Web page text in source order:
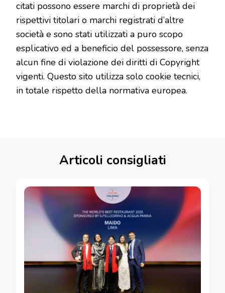
citati possono essere marchi di proprietà dei
rispettivi titolari o marchi registrati d’altre
società e sono stati utilizzati a puro scopo
esplicativo ed a beneficio del possessore, senza
alcun fine di violazione dei diritti di Copyright
vigenti. Questo sito utilizza solo cookie tecnici,
in totale rispetto della normativa europea.
Articoli consigliati